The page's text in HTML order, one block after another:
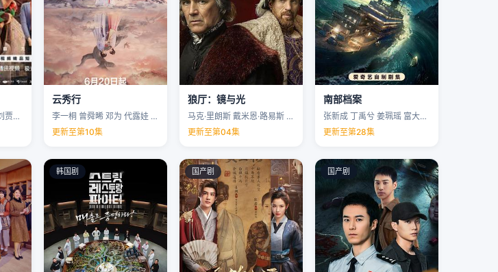
杨川北 闫佳颖 刘佳萌 刘贾玺 …
云秀行
李一桐 曾舜晞 邓为 代露娃 …
更新至第10集
狼厅：镜与光
马克·里朗斯 戴米恩·路易斯 凯特·菲利普斯 托马斯·布罗迪-桑斯特 …
更新至第04集
南部档案
张新成 丁禹兮 姜珮瑶 富大龙 …
更新至第28集
韩国剧 国产剧 国产剧